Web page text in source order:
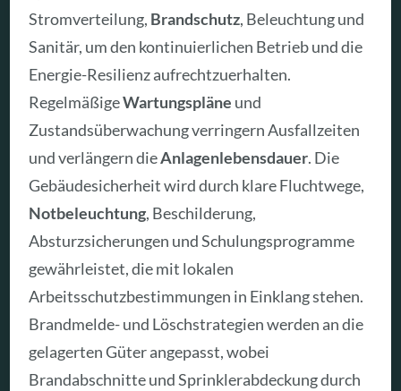
Stromverteilung, Brandschutz, Beleuchtung und
Sanitär, um den kontinuierlichen Betrieb und die
Energie-Resilienz aufrechtzuerhalten.
RegelmäßigeWartungspläne und
Zustandsüberwachung verringern Ausfallzeiten
und verlängern dieAnlagenlebensdauer. Die
Gebäudesicherheit wird durch klare Fluchtwege,
Notbeleuchtung, Beschilderung,
Absturzsicherungen und Schulungsprogramme
gewährleistet, die mit lokalen
Arbeitsschutzbestimmungen in Einklang stehen.
Brandmelde- und Löschstrategien werden an die
gelagerten Güter angepasst, wobei
Brandabschnitte und Sprinklerabdeckung durch